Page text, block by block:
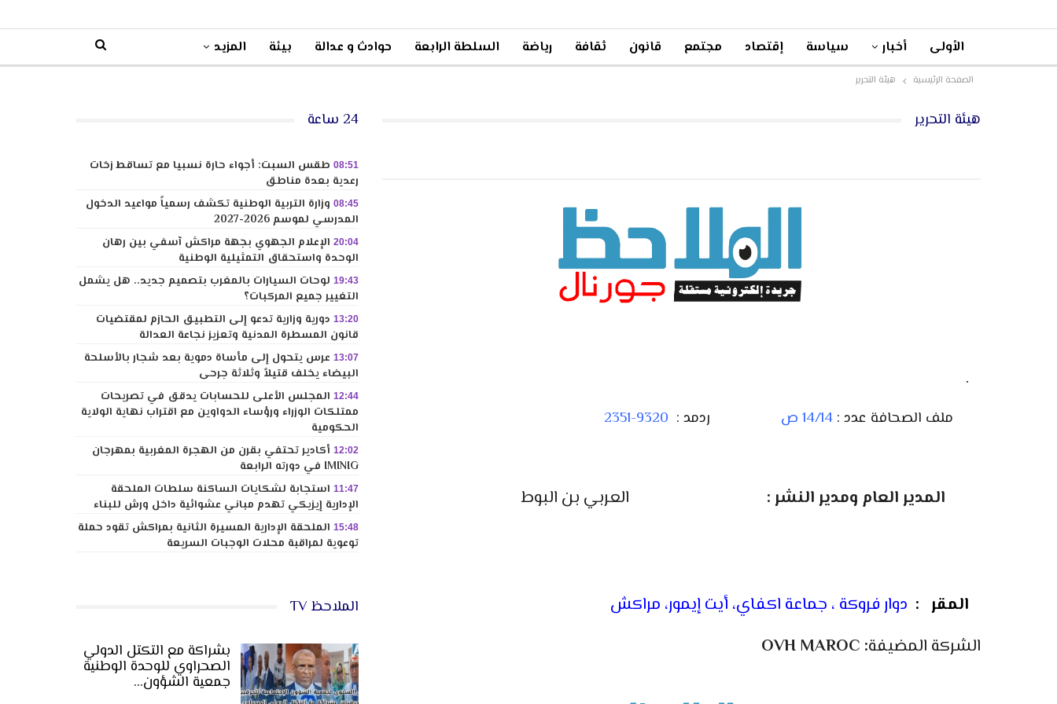
الأولى أخبار سياسة إقتصاد مجتمع قانون ثقافة رياضة السلطة الرابعة حوادث و عدالة بيئة المزيد
الصفحة الرئيسية هيئة التحرير
هيئة التحرير
.
ملف الصحافة عدد : 14/14 ص ردمد : 9320-2351
المدير العام ومدير النشر : العربي بن البوط
المقر : دوار فروكة ، جماعة اكفاي، أيت إيمور، مراكش
الشركة المضيفة: OVH MAROC
24 ساعة
08:51 طقس السبت: أجواء حارة نسبيا مع تساقط زخات
رعدية بعدة مناطق
08:45 وزارة التربية الوطنية تكشف رسمياً مواعيد الدخول
المدرسي لموسم 2026-2027
20:04 الإعلام الجهوي بجهة مراكش آسفي بين رهان
الوحدة واستحقاق التمثيلية الوطنية
19:43 لوحات السيارات بالمغرب بتصميم جديد.. هل يشمل
التغيير جميع المركبات؟
13:20 دورية وزارية تدعو إلى التطبيق الحازم لمقتضيات
قانون المسطرة المدنية وتعزيز نجاعة العدالة
13:07 عرس يتحول إلى مأساة دموية بعد شجار بالأسلحة
البيضاء يخلف قتيلاً وثلاثة جرحى
12:44 المجلس الأعلى للحسابات يدقق في تصريحات
ممتلكات الوزراء ورؤساء الدواوين مع اقتراب نهاية الولاية
الحكومية
12:02 أكادير تحتفي بقرن من الهجرة المغربية بمهرجان
IMINIG في دورته الرابعة
11:47 استجابة لشكايات الساكنة سلطات الملحقة
الإدارية إيزيكي تهدم مباني عشوائية داخل ورش للبناء
15:48 الملحقة الإدارية المسيرة الثانية بمراكش تقود حملة
توعوية لمراقبة محلات الوجبات السريعة
الملاحظ TV
بشراكة مع التكتل الدولي
الصحراوي للوحدة الوطنية
جمعية الشؤون…